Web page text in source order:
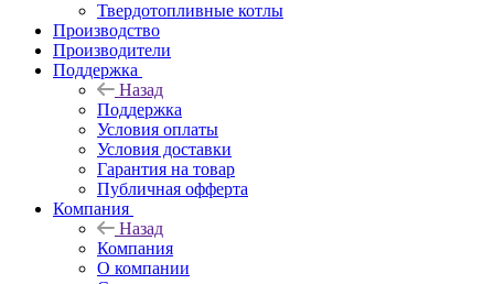
Твердотопливные котлы
Производство
Производители
Поддержка
Назад
Поддержка
Условия оплаты
Условия доставки
Гарантия на товар
Публичная офферта
Компания
Назад
Компания
О компании